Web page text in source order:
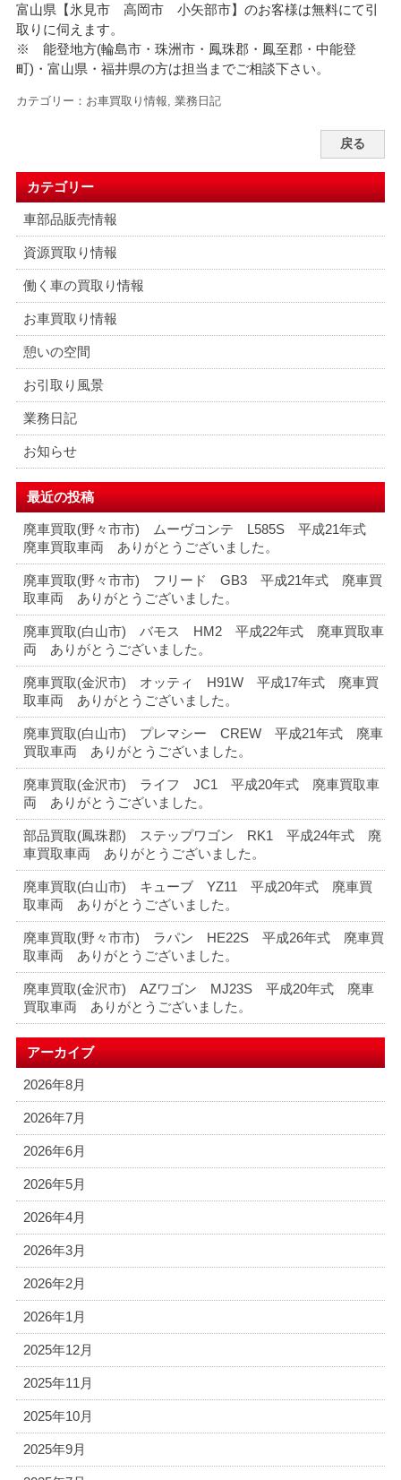
富山県【氷見市 高岡市 小矢部市】のお客様は無料にて引
取りに伺えます。
※ 能登地方(輪島市・珠洲市・ 鳳珠郡・鳳至郡・中能登
町)・富山県・福井県の方は担当までご相談下さい。
カテゴリー： お車買取り情報, 業務日記
戻る
カテゴリー
車部品販売情報
資源買取り情報
働く車の買取り情報
お車買取り情報
憩いの空間
お引取り風景
業務日記
お知らせ
最近の投稿
廃車買取(野々市市) ムーヴコンテ L585S 平成21年式
廃車買取車両 ありがとうございました。
廃車買取(野々市市) フリード GB3 平成21年式 廃車買
取車両 ありがとうございました。
廃車買取(白山市) バモス HM2 平成22年式 廃車買取車
両 ありがとうございました。
廃車買取(金沢市) オッティ H91W 平成17年式 廃車買
取車両 ありがとうございました。
廃車買取(白山市) プレマシー CREW 平成21年式 廃車
買取車両 ありがとうございました。
廃車買取(金沢市) ライフ JC1 平成20年式 廃車買取車
両 ありがとうございました。
部品買取(鳳珠郡) ステップワゴン RK1 平成24年式 廃
車買取車両 ありがとうございました。
廃車買取(白山市) キューブ YZ11 平成20年式 廃車買
取車両 ありがとうございました。
廃車買取(野々市市) ラパン HE22S 平成26年式 廃車買
取車両 ありがとうございました。
廃車買取(金沢市) AZワゴン MJ23S 平成20年式 廃車
買取車両 ありがとうございました。
アーカイブ
2026年8月
2026年7月
2026年6月
2026年5月
2026年4月
2026年3月
2026年2月
2026年1月
2025年12月
2025年11月
2025年10月
2025年9月